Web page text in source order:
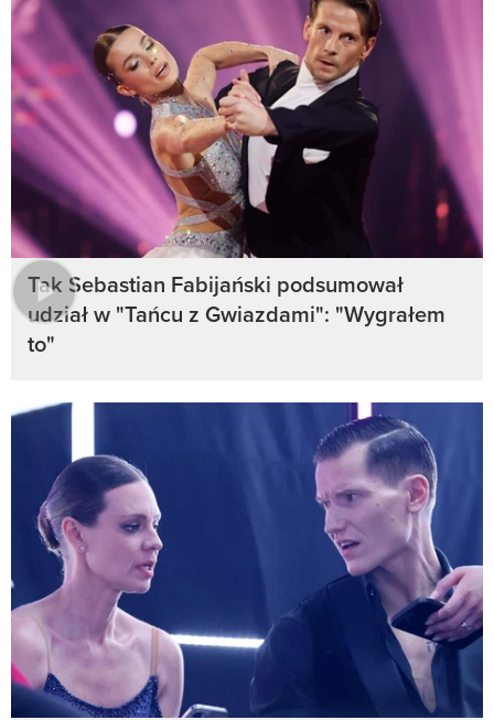
Tak Sebastian Fabijański podsumował
udział w "Tańcu z Gwiazdami": "Wygrałem
to"